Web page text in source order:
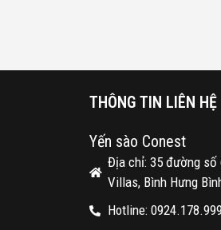
THÔNG TIN LIÊN HỆ
Yến sào Conest
Địa chỉ: 35 đường số
Villas, Bình Hưng
Hotline: